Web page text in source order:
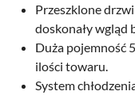
Przeszklone
doskonały wgląd
Duża pojemność
ilości towaru.
System